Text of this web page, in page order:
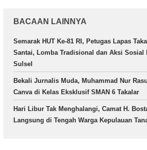
BACAAN LAINNYA
Semarak HUT Ke-81 RI, Petugas Lapas
Santai, Lomba Tradisional dan Aksi Sosial
Sulsel
Bekali Jurnalis Muda, Muhammad Nur
Canva di Kelas Eksklusif SMAN 6 Takalar
Hari Libur Tak Menghalangi, Camat H.
Langsung di Tengah Warga Kepulauan